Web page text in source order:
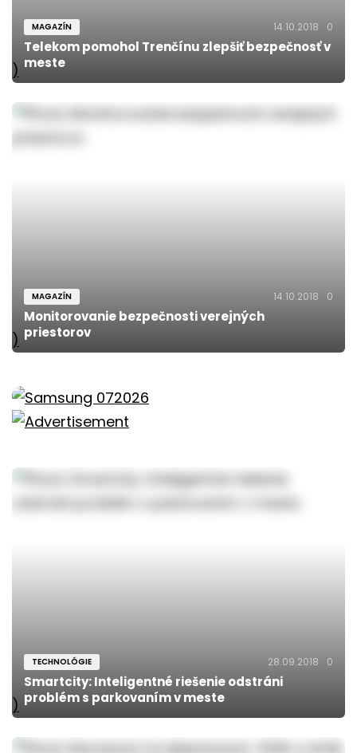
)
MAGAZÍN 14.10.2018 0
Telekom pomohol Trenčínu zlepšiť bezpečnosť v
meste
)
MAGAZÍN 14.10.2018 0
Monitorovanie bezpečnosti verejných
priestorov
)
TECHNOLÓGIE 28.09.2018 0
Smartcity: Inteligentné riešenie odstráni
problém s parkovaním v meste